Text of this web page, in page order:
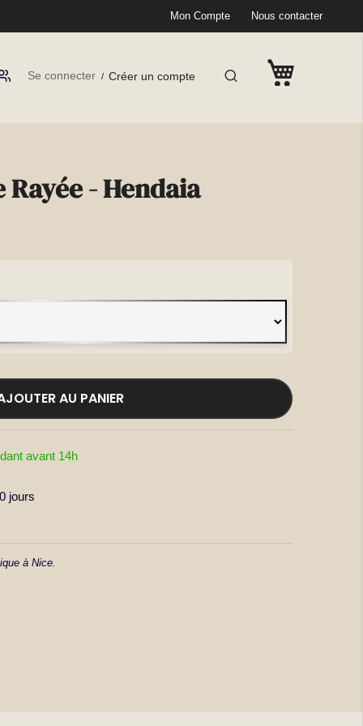
Mon Compte Nous contacter
Se connecter Créer un compte
- Hendaia
AU PANIER
avant 14h
jours
à Nice.